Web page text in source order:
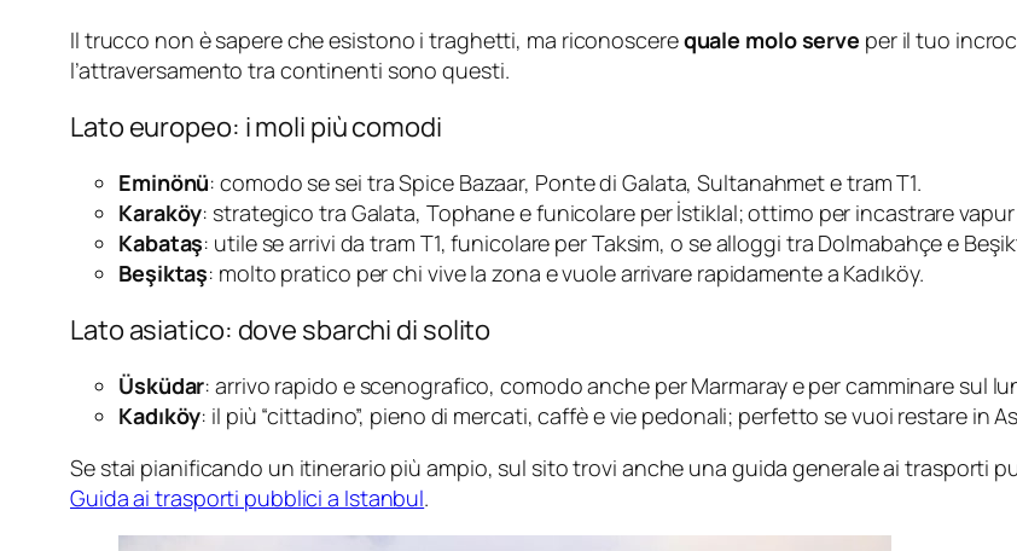
Il trucco non è sapere che esistono i traghetti, ma riconoscerequale molo serve per il tuo
l’attraversamento tra continenti sono questi.
Lato europeo: i moli più comodi
Eminönü: comodo se sei tra Spice Bazaar, Ponte di Galata, Sultanahmet e tram T1.
Karaköy: strategico tra Galata, Tophane e funicolare per İstiklal; ottimo per incastrare
Kabataş: utile se arrivi da tram T1, funicolare per Taksim, o se alloggi tra Dolmabahçe e
Beşiktaş: molto pratico per chi vive la zona e vuole arrivare rapidamente a Kadıköy.
Lato asiatico: dove sbarchi di solito
Üsküdar: arrivo rapido e scenografico, comodo anche per Marmaray e per camminare sul
Kadıköy: il più “cittadino”, pieno di mercati, caffè e vie pedonali; perfetto se vuoi restare in
Se stai pianificando un itinerario più ampio, sul sito trovi anche una guida generale ai trasporti
Guida ai trasporti pubblici a Istanbul.